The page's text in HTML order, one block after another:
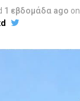
1 εβδομάδα ago on